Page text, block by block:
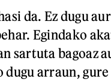
da. Ez dugu
Egindako
sartuta bagoaz
dugu arraun,